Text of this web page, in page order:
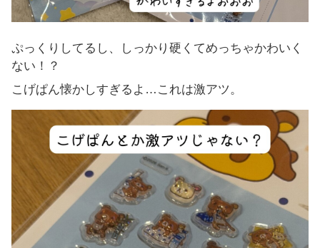
ぷっくりしてるし、しっかり硬くてめっちゃかわいく
ない！？
こげぱん懐かしすぎるよ…これは激アツ。